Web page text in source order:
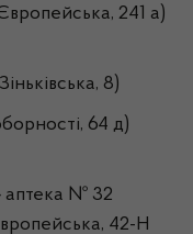
241 а)
8)
64 д)
аптека № 32
42-Н